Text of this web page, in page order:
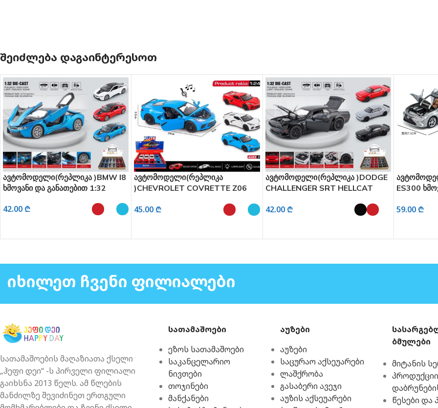
ᲨᲔᲘᲫᲚᲔᲑᲐ ᲓᲐᲒᲐᲘᲜᲢᲔᲠᲔᲡᲝᲗ
)BMW I8
და განათებით 1:32
₾
ავტომოდელი(რეპლიკა
)CHEVROLET COVRETTE Z06
45.00₾
ავტომოდელი(რეპლიკა )DODGE
CHALLENGER SRT HELLCAT
42.00₾
ES300
59.00₾
ᲘᲮᲘᲚᲔᲗ ᲩᲕᲔᲜᲘ ᲤᲘᲚᲘᲐᲚᲔᲑᲘ
სათამაშოების მაღაზიათა ქსელი
„ჰეფი დეი“ -ს პირველი ფილიალი
გაიხსნა 2013 წელს. ამ წლების
მანძილზე შევიძინეთ ერთგული
სათამაშოები
ეზოს სათამაშოები
საკანცელარიო
ნივთები
თოჯინები
მანქანები
აუზები
აუზები
საცურაო აქსეუარები
ლაშქრობა
გასაბერი ავეჯი
აუზის აქსეუარები
ბმულები
მიტანის
წესები და